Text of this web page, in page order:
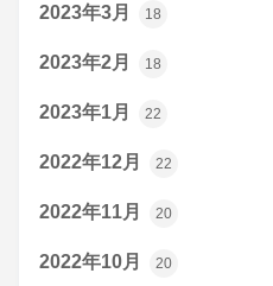
2023年3月 18
2023年2月 18
2023年1月 22
2022年12月 22
2022年11月 20
2022年10月 20